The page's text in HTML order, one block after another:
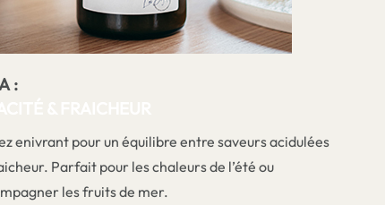
:
enivrant pour un équilibre entre saveurs acidulées
Parfait pour les chaleurs de l’été ou
les fruits de mer.